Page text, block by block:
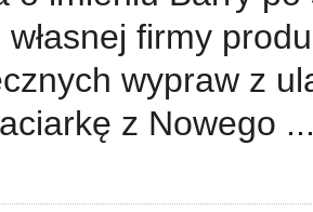
własnej firmy
wypraw z
z Nowego